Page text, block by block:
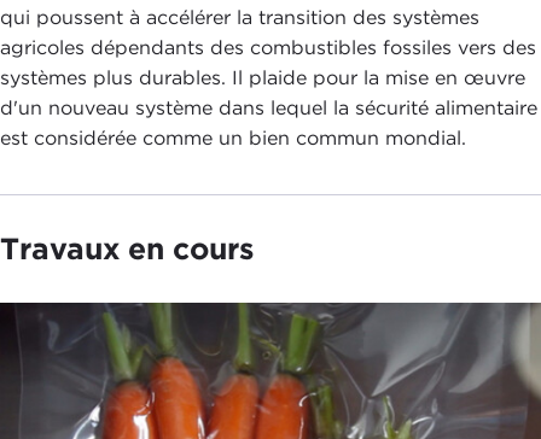
qui poussent à accélérer la transition des systèmes
agricoles dépendants des combustibles fossiles vers des
systèmes plus durables. Il plaide pour la mise en œuvre
d'un nouveau système dans lequel la sécurité alimentaire
est considérée comme un bien commun mondial.
Travaux en cours